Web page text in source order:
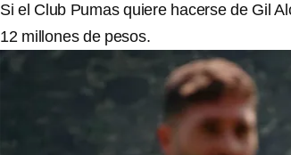
Si el Club Pumas quiere hacerse de Gil
12 millones de pesos.